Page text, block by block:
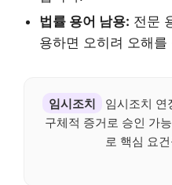
법률 용어 남용: 전문
용하면 오히려 오해
임시조치
임시조치 연
구체적 증거로 승인 가
로 핵심 요